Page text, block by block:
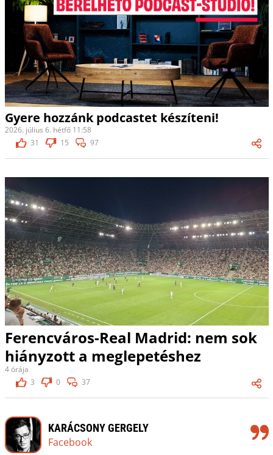
Gyere hozzánk podcastet készíteni!
2026. július 6. hétfő 11:58
31
15 97
Ferencváros-Real Madrid: nem sok
hiányzott a meglepetéshez
4 órája
3
0 37
KARÁCSONY GERGELY
Facebook